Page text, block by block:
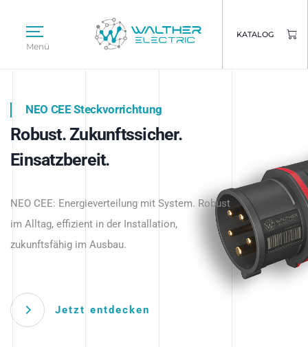
Menü
KATALOG
Intelligente Stromverteilung
beginnt hier.
NEO CEE Steckvorrichtung
Robust. Zukunftssicher.
Einsatzbereit.
NEO CEE: Energieverteilung mit System. Robust
im Alltag, effizient in der Installation,
zukunftsfähig im Ausbau.
Jetzt entdecken
Intelligenz trifft Energie.
Anwendungen – robust, IP-geschützt und
zukunftsfähig.